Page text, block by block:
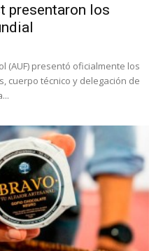
presentaron los
(AUF) presentó oficialmente los
cuerpo técnico y delegación de